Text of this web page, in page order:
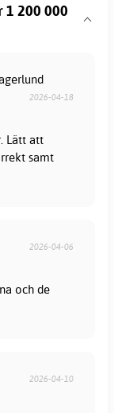
1 200 000
2026-04-18
Lätt att
samt
2026-04-06
och de
2026-04-10